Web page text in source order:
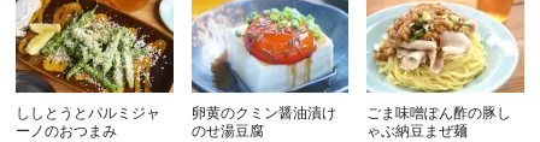
ししとうとパルミジャ
ーノのおつまみ
卵黄のクミン醤油漬け
のせ湯豆腐
ごま味噌ぽん酢の豚し
ゃぶ納豆まぜ麺